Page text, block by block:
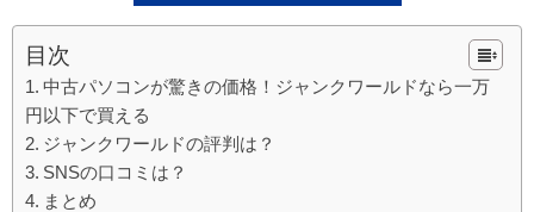
目次
中古パソコンが驚きの価格！ジャンクワールドなら一万
円以下で買える
ジャンクワールドの評判は？
SNSの口コミは？
まとめ